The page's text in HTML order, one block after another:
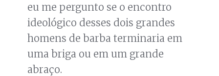
eu me pergunto se o encontro
ideológico desses dois grandes
homens de barba terminaria em
uma briga ou em um grande
abraço.